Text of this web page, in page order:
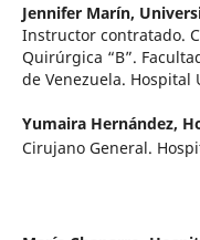
Jennifer Marín,
Instructor contratado.
Quirúrgica “B”.
de Venezuela. Hospital
Yumaira Hernández,
Cirujano General.